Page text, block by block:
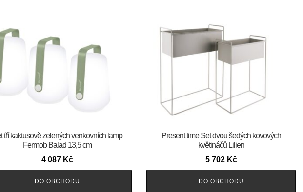
tří kaktusově zelených venkovních lamp
Fermob Balad 13,5 cm
4 087 Kč
DO OBCHODU
Present time Set dvou šedých kovových
květináčů Lilien
5 702 Kč
DO OBCHODU